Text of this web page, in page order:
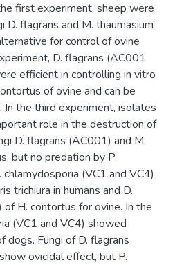
first experiment, sheep were
flagrans and M. thaumasium
for control of ovine
D. flagrans (AC001
efficient in controlling in vitro
of ovine and can be
the third experiment, isolates
role in the destruction of
D. flagrans (AC001) and M.
but no predation by P.
(VC1 and VC4)
trichiura in humans and D.
H. contortus for ovine. In the
(VC1 and VC4) showed
dogs. Fungi of D. flagrans
ovicidal effect, but P.